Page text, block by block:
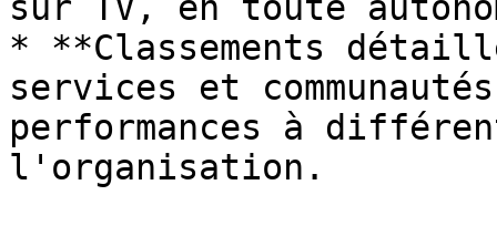
* **Classements
services et
performances à
l'organisation.